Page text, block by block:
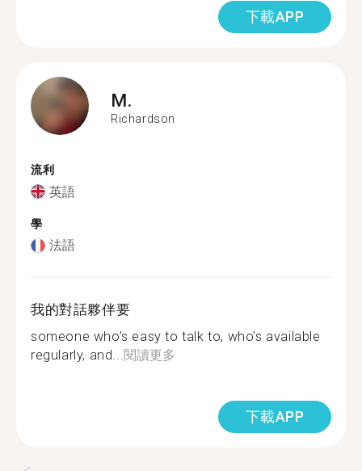
下載APP
M.
Richardson
流利
英語
學
法語
我的對話夥伴要
someone who’s easy to talk to, who’s available
regularly, and...閱讀更多
下載APP